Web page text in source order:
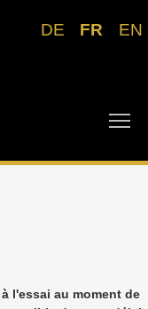
DE FR EN
l'essai au moment de